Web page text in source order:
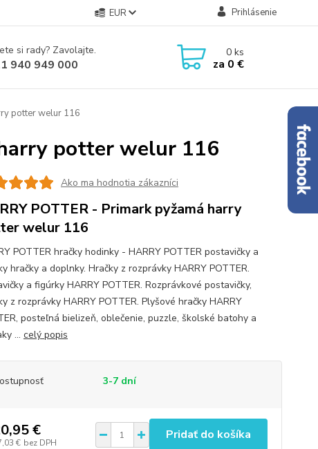
EUR Prihlásenie
si rady? Zavolajte.
940 949 000
0ks
za 0 €
potter welur 116
potter welur 116
Ako ma hodnotia zákazníci
POTTER - Primark pyžamá harry
welur 116
POTTER hračky hodinky - HARRY POTTER postavičky a
hračky a doplnky. Hračky z rozprávky HARRY POTTER.
a figúrky HARRY POTTER. Rozprávkové postavičky,
z rozprávky HARRY POTTER. Plyšové hračky HARRY
posteľná bielizeň, oblečenie, puzzle, školské batohy a
... celý popis
3-7 dní
€
€ bez DPH
Pridať do košíka